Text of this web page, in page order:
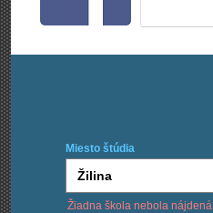
Miesto štúdia
Žiadna škola nebola nájdená